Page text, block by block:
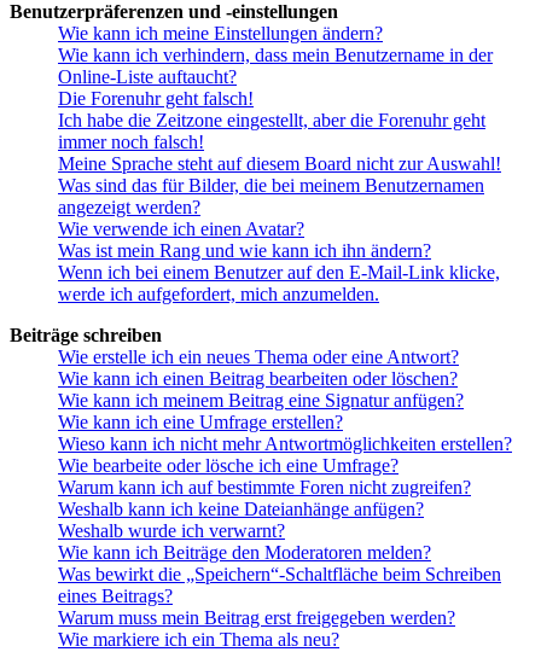
Benutzerpräferenzen und -einstellungen
Wie kann ich meine Einstellungen ändern?
Wie kann ich verhindern, dass mein Benutzername in der
Online-Liste auftaucht?
Die Forenuhr geht falsch!
Ich habe die Zeitzone eingestellt, aber die Forenuhr geht
immer noch falsch!
Meine Sprache steht auf diesem Board nicht zur Auswahl!
Was sind das für Bilder, die bei meinem Benutzernamen
angezeigt werden?
Wie verwende ich einen Avatar?
Was ist mein Rang und wie kann ich ihn ändern?
Wenn ich bei einem Benutzer auf den E-Mail-Link klicke,
werde ich aufgefordert, mich anzumelden.
Beiträge schreiben
Wie erstelle ich ein neues Thema oder eine Antwort?
Wie kann ich einen Beitrag bearbeiten oder löschen?
Wie kann ich meinem Beitrag eine Signatur anfügen?
Wie kann ich eine Umfrage erstellen?
Wieso kann ich nicht mehr Antwortmöglichkeiten erstellen?
Wie bearbeite oder lösche ich eine Umfrage?
Warum kann ich auf bestimmte Foren nicht zugreifen?
Weshalb kann ich keine Dateianhänge anfügen?
Weshalb wurde ich verwarnt?
Wie kann ich Beiträge den Moderatoren melden?
Was bewirkt die „Speichern“-Schaltfläche beim Schreiben
eines Beitrags?
Warum muss mein Beitrag erst freigegeben werden?
Wie markiere ich ein Thema als neu?